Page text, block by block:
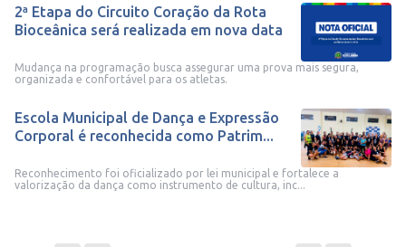
2ª Etapa do Circuito Coração da Rota
Bioceânica será realizada em nova data
Mudança na programação busca assegurar uma prova mais segura,
organizada e confortável para os atletas.
Escola Municipal de Dança e Expressão
Corporal é reconhecida como Patrim...
Reconhecimento foi oficializado por lei municipal e fortalece a
valorização da dança como instrumento de cultura, inc...